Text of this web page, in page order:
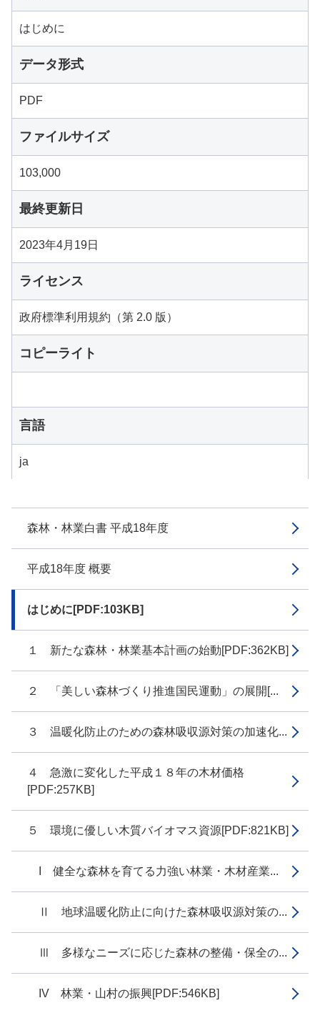
森林・林業白書 平成18年度
平成18年度 概要
はじめに[PDF:103KB]
１ 新たな森林・林業基本計画の始動[PDF:362KB]
２ 「美しい森林づくり推進国民運動」の展開[...
３ 温暖化防止のための森林吸収源対策の加速化...
４ 急激に変化した平成１８年の木材価格
[PDF:257KB]
５ 環境に優しい木質バイオマス資源[PDF:821KB]
I 健全な森林を育てる力強い林業・木材産業...
Ⅱ 地球温暖化防止に向けた森林吸収源対策の...
Ⅲ 多様なニーズに応じた森林の整備・保全の...
IV 林業・山村の振興[PDF:546KB]
はじめに
データ形式
PDF
ファイルサイズ
103,000
最終更新日
2023年4月19日
ライセンス
政府標準利用規約（第 2.0 版）
コピーライト
言語
ja